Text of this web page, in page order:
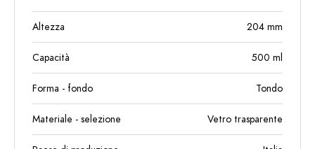
Altezza 204 mm
Capacità 500 ml
Forma - fondo Tondo
Materiale - selezione Vetro trasparente